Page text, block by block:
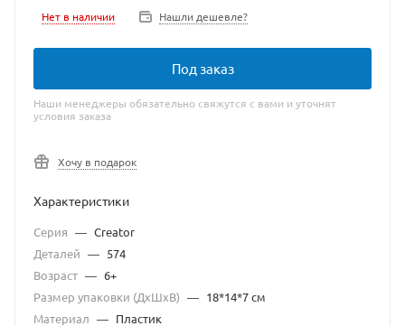
Нет в наличии Нашли дешевле?
Под заказ
Наши менеджеры обязательно свяжутся с вами и уточнят
условия заказа
Хочу в подарок
Характеристики
Серия — Creator
Деталей — 574
Возраст — 6+
Размер упаковки (ДхШхВ) — 18*14*7 см
Материал — Пластик